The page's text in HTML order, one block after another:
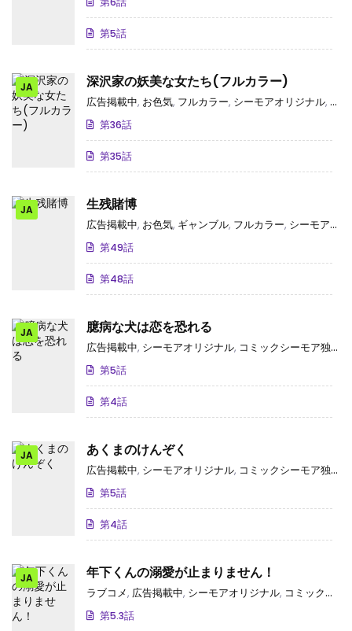
第5話
JA 深沢家の妖美な女たち(フルカラー)
広告掲載中, お色気, フルカラー, シーモアオリジナル, コ
第36話
第35話
JA 生残賭博
広告掲載中, お色気, ギャンブル, フルカラー, シーモアオリジナル
第49話
第48話
JA 臆病な犬は恋を恐れる
広告掲載中, シーモアオリジナル, コミックシーモア独占･先行
第5話
第4話
JA あくまのけんぞく
広告掲載中, シーモアオリジナル, コミックシーモア独占･先行
第5話
第4話
JA 年下くんの溺愛が止まりません！
ラブコメ, 広告掲載中, シーモアオリジナル, コミックシーモア独占･先行
第5.3話